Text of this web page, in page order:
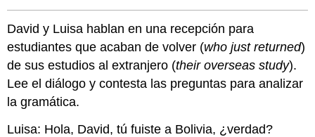
David y Luisa hablan en una recepción para
estudiantes que acaban de volver (who just returned)
de sus estudios al extranjero (their overseas study).
Lee el diálogo y contesta las preguntas para analizar
la gramática.
Luisa: Hola, David, tú fuiste a Bolivia, ¿verdad?